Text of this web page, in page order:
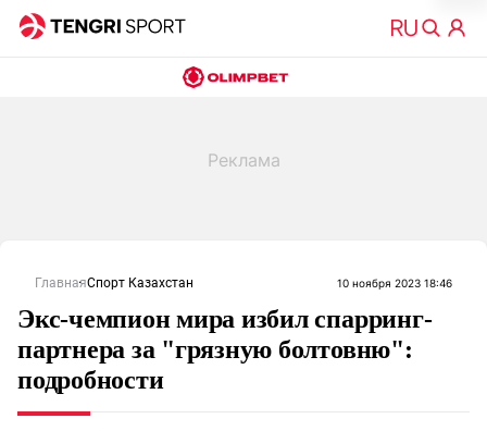
ГлавнаяСпорт Казахстан 10 ноября 2023 18:46
Экс-чемпион мира избил спарринг-
партнера за "грязную болтовню":
подробности